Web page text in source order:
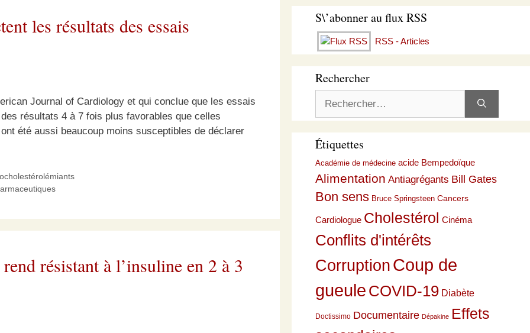
les résultats des essais
Journal of Cardiology et qui conclue que les essais
résultats 4 à 7 fois plus favorables que celles
été aussi beaucoup moins susceptibles de déclarer
résistant à l’insuline en 2 à 3
S\’abonner au flux RSS
RSS - Articles
Rechercher
Étiquettes
Académie de médecine acide Bempedoïque
Alimentation Antiagrégants Bill Gates
Bon sens Bruce Springsteen Cancers
Cardiologue Cholestérol Cinéma
Conflits d'intérêts
CorruptionCoup de
gueule COVID-19 Diabète
Doctissimo Documentaire Dépakine Effets